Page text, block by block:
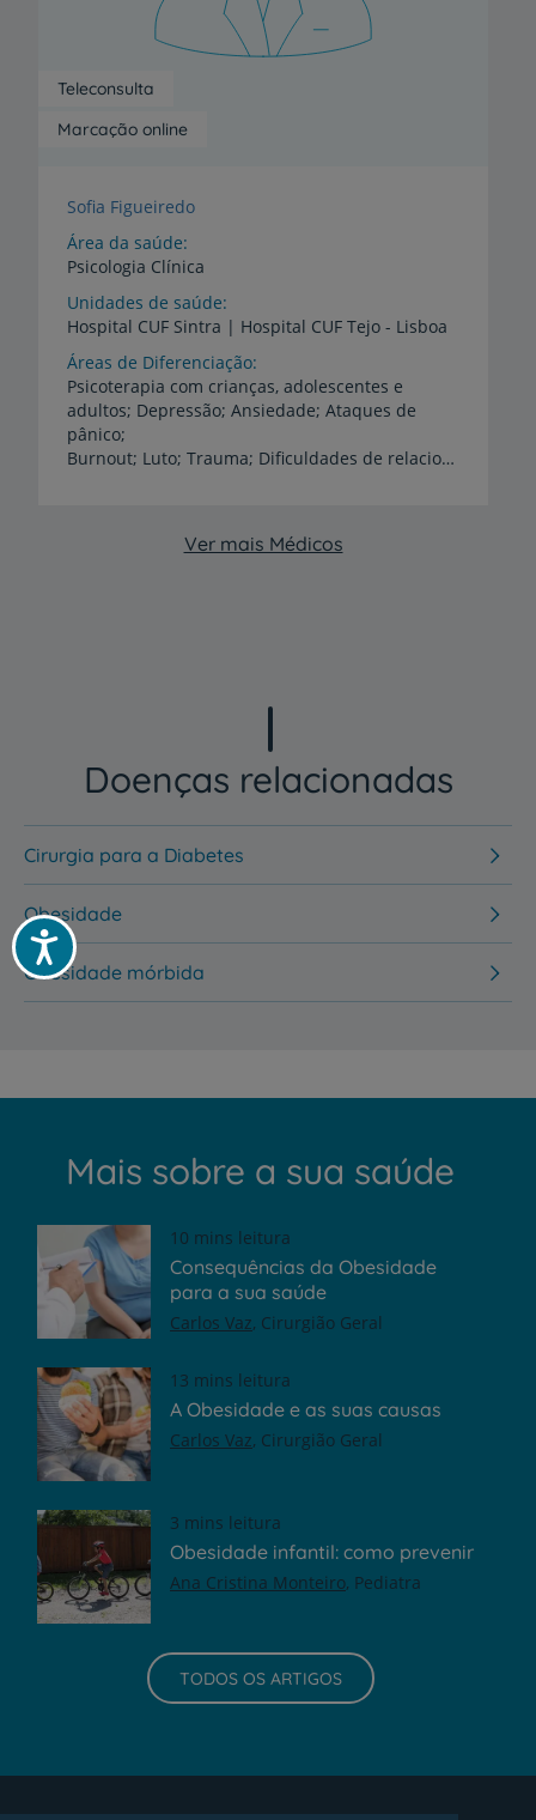
Acessibilidade
Marcação online
Teleconsulta
Sofia Figueiredo
Área da saúde
Psicologia Clínica
Unidades de saúde
Hospital CUF Sintra | Hospital CUF Tejo - Lisboa
Áreas de Diferenciação
Psicoterapia com crianças, adolescentes e
adultos; Depressão; Ansiedade; Ataques de
pânico;
Burnout; Luto; Trauma; Dificuldades de relacionamento; Irrequietude da criança (déficit de atenção, hiperatividade); Perturbações do comportamento alimentar (anorexia nervosa, bulimia, obesidade); Pré-concepção, gravidez e pós-parto (depressão / ansiedade); Apoio psicológico na infertilidade; Dificuldades na relação mãe-bebé
Ver mais Médicos
Doenças relacionadas
Cirurgia para a Diabetes
Obesidade
Obesidade mórbida
Mais sobre a sua saúde
10 mins leitura
Consequências da Obesidade
para a sua saúde
Carlos Vaz Cirurgião Geral
13 mins leitura
A Obesidade e as suas causas
Carlos Vaz Cirurgião Geral
3 mins leitura
Obesidade infantil: como prevenir
Ana Cristina Monteiro Pediatra
TODOS OS ARTIGOS